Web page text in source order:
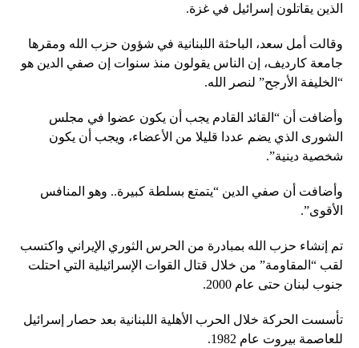
الذين يقاتلون إسرائيل في غزة.
وقالت أمل سعد، الباحثة اللبنانية في شؤون حزب الله ومقرها
جامعة كارديف، إن الناس يقولون منذ سنوات إن صفي الدين هو
“الخليفة الأرجح” لنصر الله.
وأضافت أن “القائد القادم يجب أن يكون عضوا في مجلس
الشورى الذي يضم عددا قليلا من الأعضاء، ويجب أن يكون
شخصية دينية”.
وأضافت أن صفي الدين “يتمتع بسلطة كبيرة.. وهو المنافس
الأقوى”.
تم إنشاء حزب الله بمبادرة من الحرس الثوري الإيراني واكتسب
لقب “المقاومة” من خلال قتال القوات الإسرائيلية التي احتلت
جنوب لبنان حتى عام 2000.
تأسست الحركة خلال الحرب الأهلية اللبنانية بعد حصار إسرائيل
للعاصمة بيروت عام 1982.